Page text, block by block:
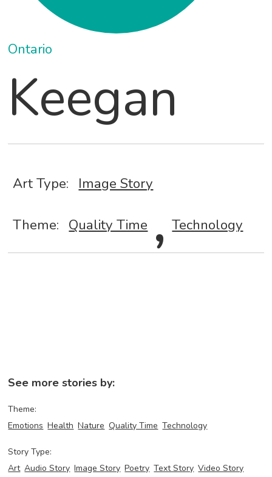
Ontario
Keegan
Art Type: Image Story
Theme: Quality Time , Technology
See more stories by:
Theme:
Emotions Health Nature Quality Time Technology
Story Type:
Art Audio Story Image Story Poetry Text Story Video Story